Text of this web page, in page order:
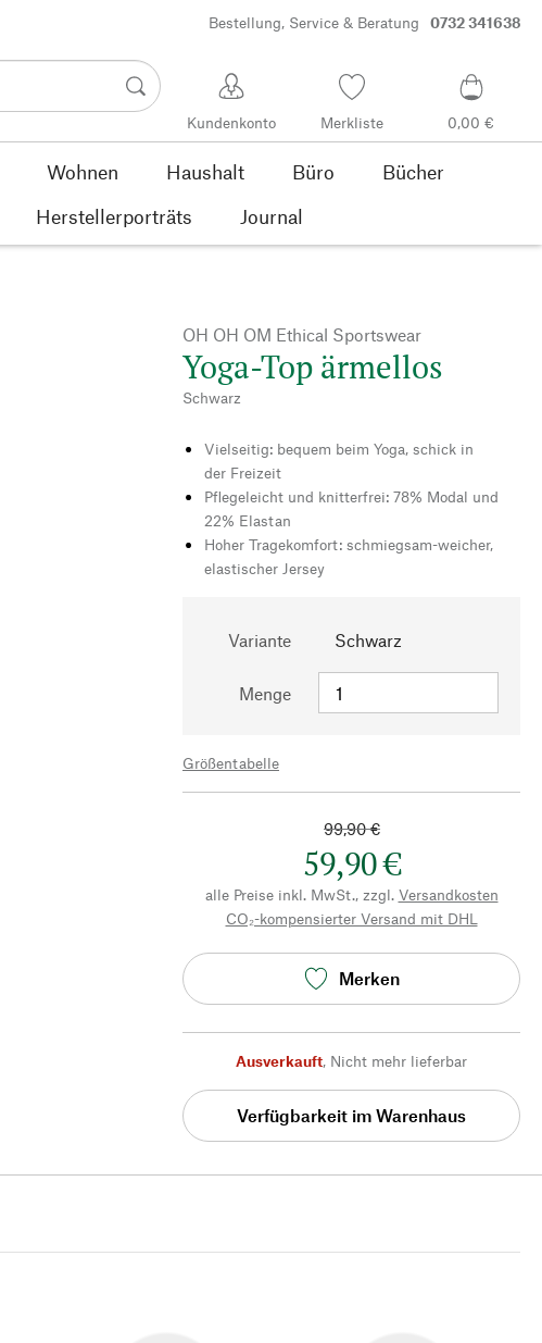
Bestellung, Service & Beratung 0732 341638
Kundenkonto Merkliste 0,00 €
Wohnen Haushalt Büro
Bücher
Herstellerporträts Journal
OH OH OM Ethical Sportswear
Yoga-Top ärmellos
Schwarz
Vielseitig: bequem beim Yoga, schick in
der Freizeit
Pflegeleicht und knitterfrei: 78% Modal und
22% Elastan
Hoher Tragekomfort: schmiegsam-weicher,
elastischer Jersey
Variante Schwarz
Menge
Größentabelle
99,90 €
59,90 €
alle Preise inkl. MwSt., zzgl. Versandkosten
CO₂-kompensierter Versand mit DHL
Merken
Ausverkauft, Nicht mehr lieferbar
Verfügbarkeit im Warenhaus